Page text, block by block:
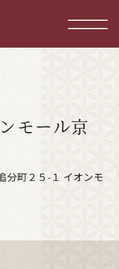
モール京
分町２５-１ イオンモ